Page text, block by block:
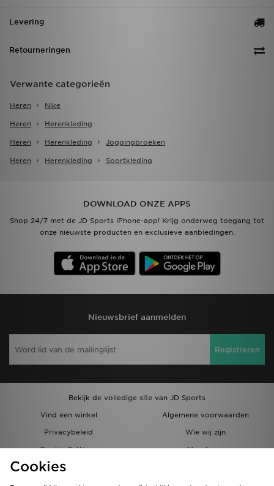
Levering
Retourneringen
Verwante categorieën
Heren Nike
Heren Herenkleding
Heren Herenkleding Joggingbroeken
Heren Herenkleding Sportkleding
DOWNLOAD ONZE APPS
Shop 24/7 met de JD Sports iPhone-app! Krijg onderweg toegang tot
onze nieuwste producten en exclusieve aanbiedingen.
Nieuwsbrief aanmelden
Registreren
Bekijk de volledige site van JD Sports
Vind een winkel
Algemene voorwaarden
Privacybeleid
Wie wij zijn
Cookie Settings
Vacatures
Bestellingen en Levering
Cookies